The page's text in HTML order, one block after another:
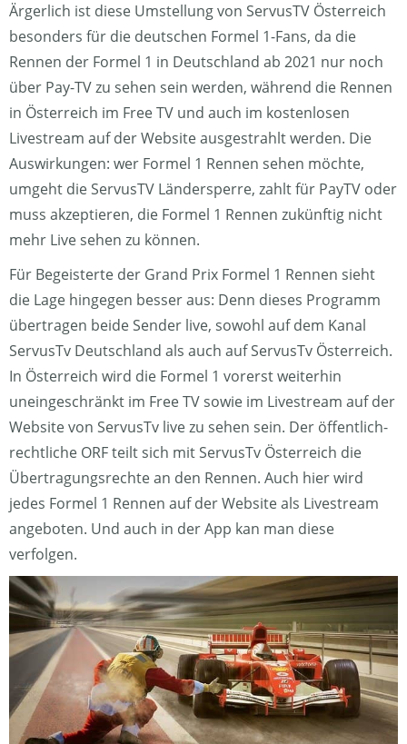
Ärgerlich ist diese Umstellung von ServusTV Österreich
besonders für die deutschen Formel 1-Fans, da die
Rennen der Formel 1 in Deutschland ab 2021 nur noch
über Pay-TV zu sehen sein werden, während die Rennen
in Österreich im Free TV und auch im kostenlosen
Livestream auf der Website ausgestrahlt werden. Die
Auswirkungen: wer Formel 1 Rennen sehen möchte,
umgeht die ServusTV Ländersperre, zahlt für PayTV oder
muss akzeptieren, die Formel 1 Rennen zukünftig nicht
mehr Live sehen zu können.
Für Begeisterte der Grand Prix Formel 1 Rennen sieht
die Lage hingegen besser aus: Denn dieses Programm
übertragen beide Sender live, sowohl auf dem Kanal
ServusTv Deutschland als auch auf ServusTv Österreich.
In Österreich wird die Formel 1 vorerst weiterhin
uneingeschränkt im Free TV sowie im Livestream auf der
Website von ServusTv live zu sehen sein. Der öffentlich-
rechtliche ORF teilt sich mit ServusTv Österreich die
Übertragungsrechte an den Rennen. Auch hier wird
jedes Formel 1 Rennen auf der Website als Livestream
angeboten. Und auch in der App kan man diese
verfolgen.